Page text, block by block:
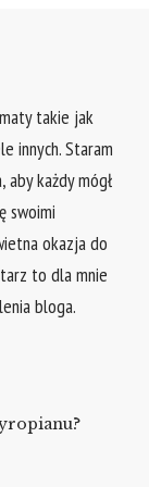
takie jak
innych. Staram
każdy mógł
swoimi
okazja do
to dla mnie
bloga.